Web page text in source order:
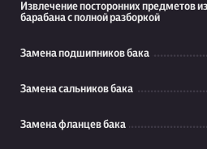
Извлечение посторонних предметов
барабана с полной разборкой
Замена подшипников бака
Замена сальников бака
Замена фланцев бака